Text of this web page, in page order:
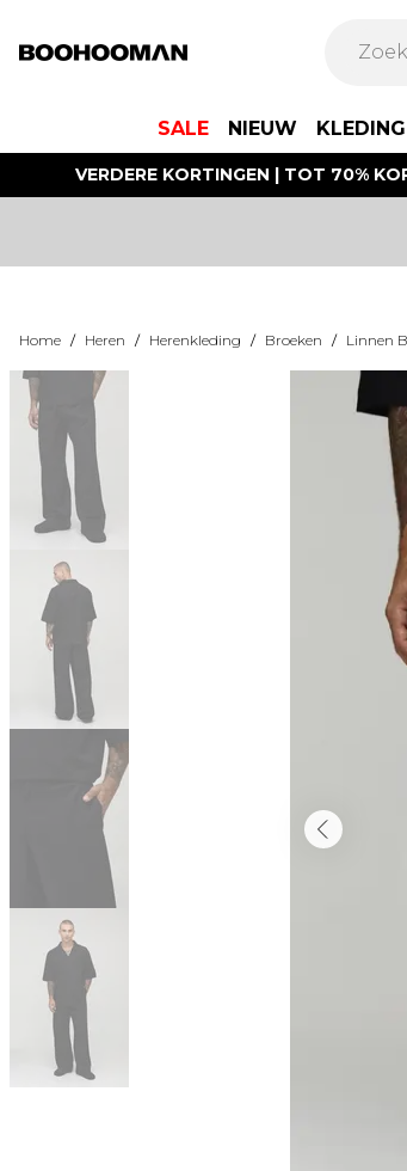
SALE NIEUW KLEDING
VERDERE KORTINGEN | TOT 70%
Home / Heren / Herenkleding / Broeken / Linnen